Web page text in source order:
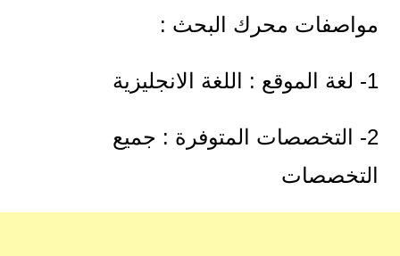
مواصفات محرك البحث :
1- لغة الموقع : اللغة الانجليزية
2- التخصصات المتوفرة : جميع
التخصصات